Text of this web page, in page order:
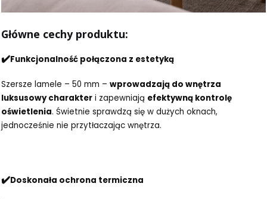
Główne cechy produktu:
✔️Funkcjonalność połączona z estetyką
Szersze lamele – 50 mm – wprowadzają do wnętrza
luksusowy charakter i zapewniają efektywną kontrolę
oświetlenia. Świetnie sprawdzą się w dużych oknach,
jednocześnie nie przytłaczając wnętrza.
✔️Doskonała ochrona termiczna